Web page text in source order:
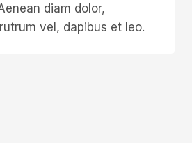
diam dolor,
vel, dapibus et leo.